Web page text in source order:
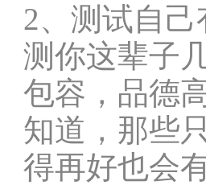
2、测试自
测你这辈子
包容，品德
知道，那些
得再好也会